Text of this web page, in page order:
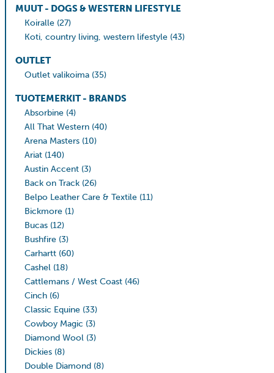
MUUT - DOGS & WESTERN LIFESTYLE
Koiralle (27)
Koti, country living, western lifestyle (43)
OUTLET
Outlet valikoima (35)
TUOTEMERKIT - BRANDS
Absorbine (4)
All That Western (40)
Arena Masters (10)
Ariat (140)
Austin Accent (3)
Back on Track (26)
Belpo Leather Care & Textile (11)
Bickmore (1)
Bucas (12)
Bushfire (3)
Carhartt (60)
Cashel (18)
Cattlemans / West Coast (46)
Cinch (6)
Classic Equine (33)
Cowboy Magic (3)
Diamond Wool (3)
Dickies (8)
Double Diamond (8)